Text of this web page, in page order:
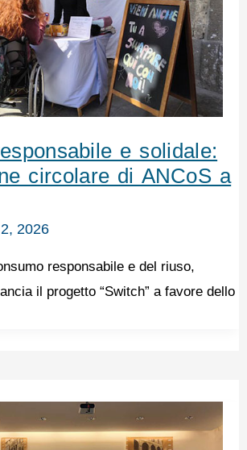
e solidale:
circolare di ANCoS a
2026
responsabile e del riuso,
il progetto “Switch” a favore dello